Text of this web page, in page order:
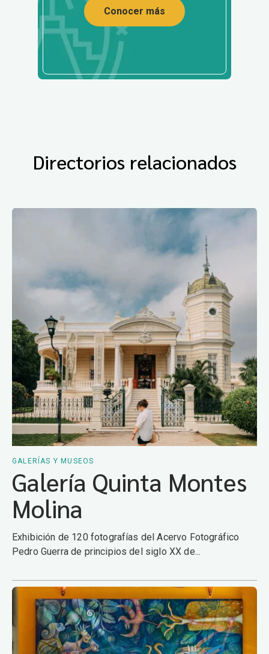
Conocer más
Directorios relacionados
GALERÍAS Y MUSEOS
Galería Quinta Montes
Molina
Exhibición de 120 fotografías del Acervo Fotográfico
Pedro Guerra de principios del siglo XX de...